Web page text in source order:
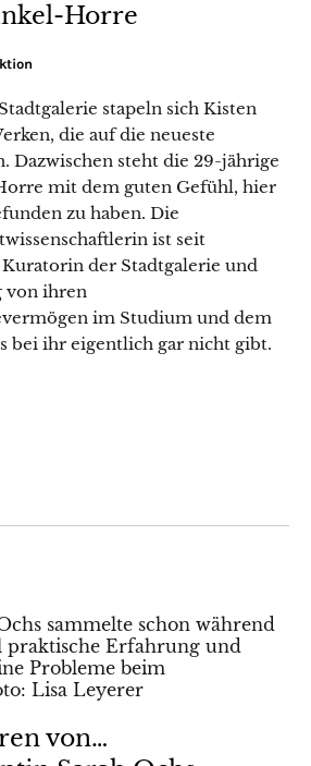
Horre
stapeln sich Kisten
die auf die neueste
Dazwischen steht die 29-jährige
mit dem guten Gefühl, hier
zu haben. Die
ist seit
Kuratorin der Stadtgalerie und
von ihren
im Studium und dem
bei ihr eigentlich gar nicht gibt.
von…